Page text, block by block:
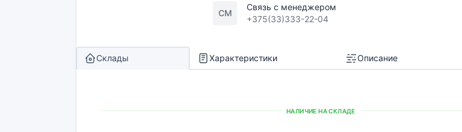
СМ
Связь с менеджером
+375(33)333-22-04
Склады Характеристики Описание
НАЛИЧИЕ НА СКЛАДЕ